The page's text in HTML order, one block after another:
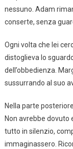
nessuno. Adam
conserte, senza
Ogni volta che lei
distoglieva lo
dell’obbedienza.
sussurrando al suo
Nella parte
Non avrebbe dovuto
tutto in silenzio,
immaginassero.